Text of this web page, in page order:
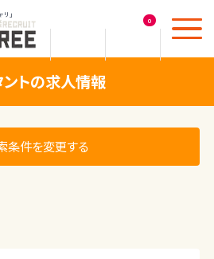
」
0
トの求人情報
条件を変更する